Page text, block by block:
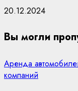
20.12.2024
Вы могли
Аренда
компаний